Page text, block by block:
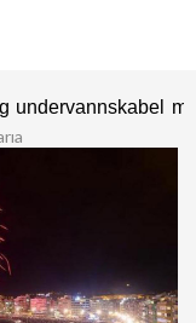
undervannskabel